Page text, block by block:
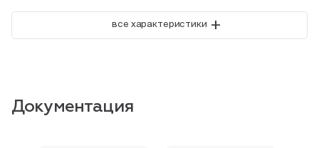
все характеристики +
Документация